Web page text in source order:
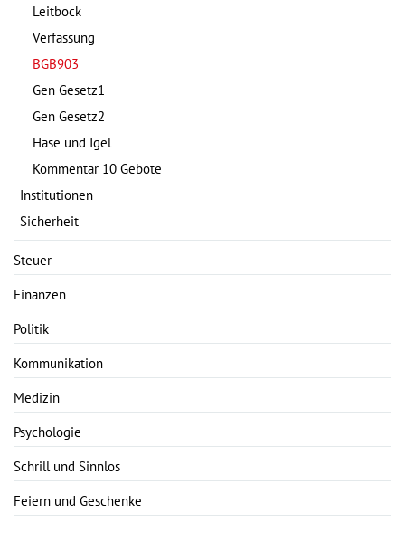
Leitbock
Verfassung
BGB903
Gen Gesetz1
Gen Gesetz2
Hase und Igel
Kommentar 10 Gebote
Institutionen
Sicherheit
Steuer
Finanzen
Politik
Kommunikation
Medizin
Psychologie
Schrill und Sinnlos
Feiern und Geschenke